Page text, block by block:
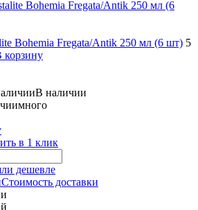
Bohemia Fregata/Antik 250 мл (6 шт) 5
корзину
В наличии
много
в 1 клик
дешевле
Стоимость доставки